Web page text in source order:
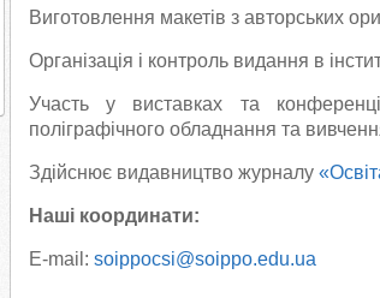
Виготовлення макетів з авторських
Організація і контроль видання в
Участь у виставках та
поліграфічного обладнання та
Здійснює видавництво журналу
Наші координати:
Е-mail: soippocsi@soippo.edu.ua